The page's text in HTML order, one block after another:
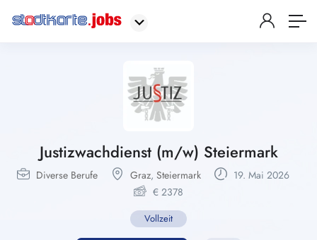
Justizwachdienst (m/w) Steiermark
Diverse Berufe Graz, Steiermark
19. Mai 2026
€ 2378
Vollzeit